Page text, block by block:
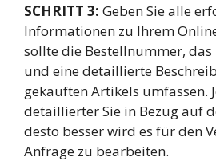
SCHRITT 3: Geben Sie alle
Informationen zu Ihrem
sollte die Bestellnummer, das
und eine detaillierte
gekauften Artikels umfassen.
detaillierter Sie in Bezug auf
desto besser wird es für den
Anfrage zu bearbeiten.